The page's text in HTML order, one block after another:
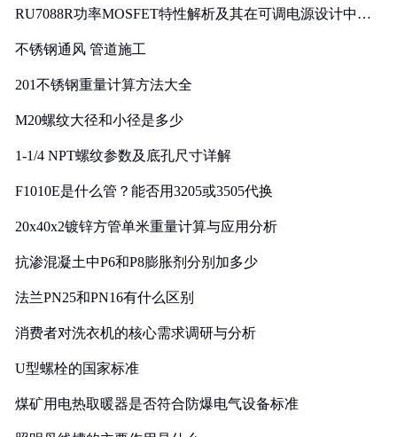
RU7088R功率MOSFET特性解析及其在可调电源设计中的
不锈钢通风 管道施工
201不锈钢重量计算方法大全
M20螺纹大径和小径是多少
1-1/4 NPT螺纹参数及底孔尺寸详解
F1010E是什么管？能否用3205或3505代换
20x40x2镀锌方管单米重量计算与应用分析
抗渗混凝土中P6和P8膨胀剂分别加多少
法兰PN25和PN16有什么区别
消费者对洗衣机的核心需求调研与分析
U型螺栓的国家标准
煤矿用电热取暖器是否符合防爆电气设备标准